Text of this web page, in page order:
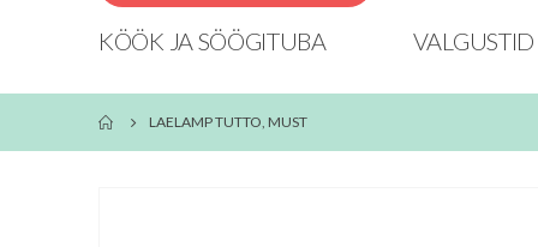
KÖÖK JA SÖÖGITUBA
VALGUSTID
LAELAMP TUTTO, MUST